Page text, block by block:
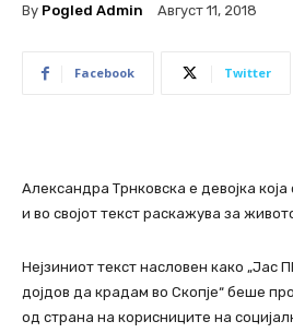
By Pogled Admin Август 11, 2018
Facebook Twitter
Александра Трнковска е девојка
и во својот текст раскажува за
Нејзиниот текст насловен како
дојдов да крадам во Скопје“ беше
од страна на корисниците на